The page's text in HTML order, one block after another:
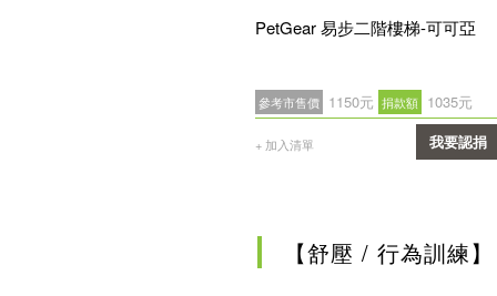
PetGear 易步二階樓梯-可可亞
參考市售價 1150元 捐款額 1035元
+ 加入清單 我要認捐
【舒壓 / 行為訓練】